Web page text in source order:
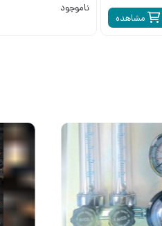
مشاهده
ناموجود